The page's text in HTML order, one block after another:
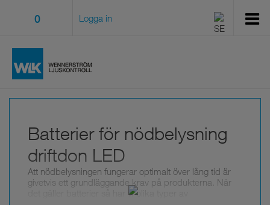
0 Logga in
Batterier för nödbelysning
driftdon LED
Att nödbelysningen fungerar optimalt över lång tid är
givetvis ett grundläggande krav på produkterna. När
det gäller batterier så har vi olika typer av